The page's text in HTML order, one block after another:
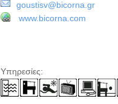
goustisv@bicorna.gr
www.bicorna.com
Υπηρεσίες: